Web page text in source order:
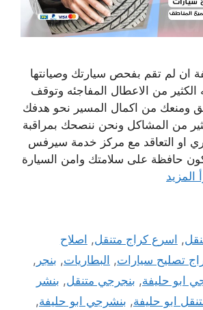
ان لم تقم بفحص سيارتك وصيانتها
الكثير من الاعطال المفاجئه وتوقف
ومنعك من اكمال المسير نحو هدفك
من المشاكل ونحن ننصحك بمراقبة
او التعاقد مع مركز خدمة سيرفس
حافظة على سلامتك وامن السيارة
المزيد
, اسرع كراج متنقل, اصلاح
تصليح سيارات, البطاريات, بنجر ,
ابو حليفة, بنجرجي متنقل, بنشر
ابو حليفة, بنشرجي ابو حليفة,